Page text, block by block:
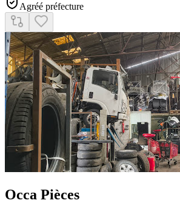
Agréé préfecture
Occa Pièces